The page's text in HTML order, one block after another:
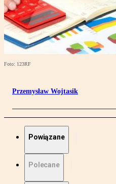
Foto: 123RF
Przemysław Wojtasik
Powiązane
Polecane